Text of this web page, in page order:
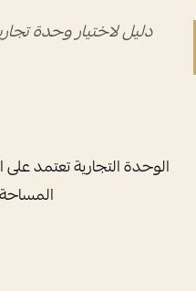
دليل لاختيار وحدة
الوحدة التجارية تعتمد